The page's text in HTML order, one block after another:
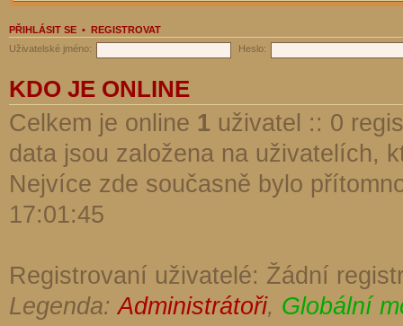
PŘIHLÁSIT SE • REGISTROVAT
Uživatelské jméno:
Heslo:
KDO JE ONLINE
Celkem je online 1 uživatel :: 0
data jsou založena na uživatelích,
Nejvíce zde současně bylo
17:01:45
Registrovaní uživatelé: Žádní
Legenda:Administrátoři, Globální